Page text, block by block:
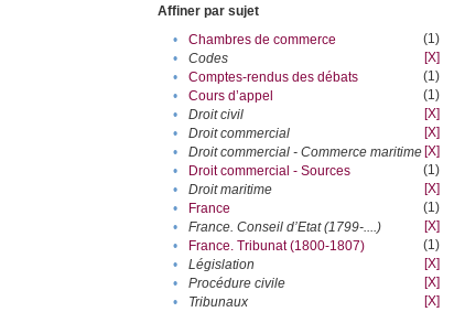
Affiner par sujet
•
Chambres de commerce
(1)
•
Codes
[X]
•
Comptes-rendus des débats
(1)
•
Cours d’appel
(1)
•
Droit civil
[X]
•
Droit commercial
[X]
•
Droit commercial - Commerce maritime [X]
•
Droit commercial - Sources
(1)
•
Droit maritime
[X]
•
France
(1)
•
France. Conseil d’Etat (1799-....)
[X]
•
France. Tribunat (1800-1807)
(1)
•
Législation
[X]
•
Procédure civile
[X]
•
Tribunaux
[X]